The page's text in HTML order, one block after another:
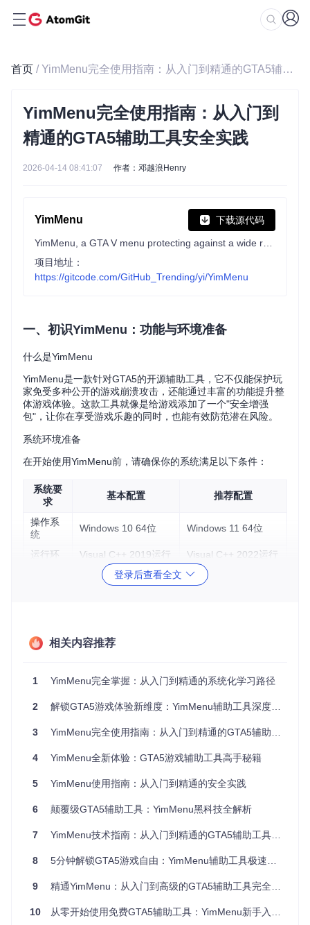
首页 / YimMenu完全使用指南：从入门到精通的GTA5辅助工具安全实践
YimMenu完全使用指南：从入门到
精通的GTA5辅助工具安全实践
2026-04-14 08:41:07 作者：邓越浪Henry
YimMenu 下载源代码
项目地址：
https://gitcode.com/GitHub_Trending/yi/YimMenu
一、初识YimMenu：功能与环境准备
什么是YimMenu
YimMenu是一款针对GTA5的开源辅助工具，它不仅能保护玩
家免受多种公开的游戏崩溃攻击，还能通过丰富的功能提升整
体游戏体验。这款工具就像是给游戏添加了一个"安全增强
包"，让你在享受游戏乐趣的同时，也能有效防范潜在风险。
系统环境准备
在开始使用YimMenu前，请确保你的系统满足以下条件：
系统要
求
基本配置 推荐配置
操作系
统
Windows 10 64位 Windows 11 64位
运行环
Visual C++ 2019运行
Visual C++ 2022运行
库
有官方更新。使用辅助工具前建议备份游戏存档，以防意
外情况发生。
安装步骤详解
获取最新版本的YimMenu压缩包
解压文件到非系统盘（如D盘或E盘）的独立文件夹中
找到解压目录中的注入器程序，右键选择"以管理员身份运
等待注入成功提示，按Insert键即可呼出菜单
安全建议：首次使用时，建议先在单人战局中测试所有功
右侧内容区：显示当前选中分类下的具体功能列表
登录后查看全文
相关内容推荐
1 YimMenu完全掌握：从入门到精通的系统化学习路径
2 解锁GTA5游戏体验新维度：YimMenu辅助工具深度探索
3 YimMenu完全使用指南：从入门到精通的GTA5辅助工具实践
4 YimMenu全新体验：GTA5游戏辅助工具高手秘籍
5 YimMenu使用指南：从入门到精通的安全实践
6 颠覆级GTA5辅助工具：YimMenu黑科技全解析
7 YimMenu技术指南：从入门到精通的GTA5辅助工具配置手册
8 5分钟解锁GTA5游戏自由：YimMenu辅助工具极速上手指南
9 精通YimMenu：从入门到高级的GTA5辅助工具完全指南
10 从零开始使用免费GTA5辅助工具：YimMenu新手入门指南